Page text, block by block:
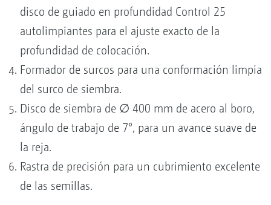
disco de guiado en profundidad Control 25
autolimpiantes para el ajuste exacto de la
profundidad de colocación.
Formador de surcos para una conformación limpia
del surco de siembra.
Disco de siembra de ∅ 400 mm de acero al boro,
ángulo de trabajo de 7°, para un avance suave de
la reja.
Rastra de precisión para un cubrimiento excelente
de las semillas.